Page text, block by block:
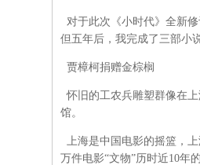
对于此次《小时代》全新
但五年后，我完成了三部小
贾樟柯捐赠金棕榈
怀旧的工农兵雕塑群像在
馆。
上海是中国电影的摇篮，
万件电影“文物”历时近10年